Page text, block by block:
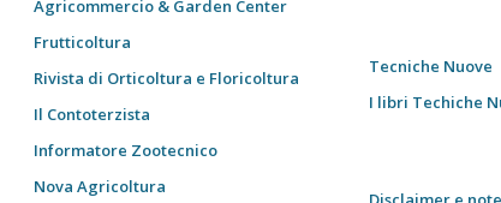
Agricommercio & Garden Center
Frutticoltura
Rivista di Orticoltura e Floricoltura
Il Contoterzista
Informatore Zootecnico
Nova Agricoltura
Tecniche Nuove
I libri Techiche